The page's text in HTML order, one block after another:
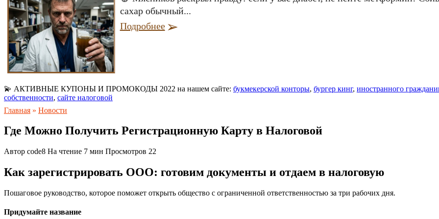
сахар обычный...
Подробнее
💫 АКТИВНЫЕ КУПОНЫ И ПРОМОКОДЫ 2022 на нашем сайте: букмекерской конторы, бургер кинг, иностранного
собственности, сайте налоговой
Главная » Новости
Где Можно Получить Регистрационную Карту в Налоговой
Автор code8 На чтение 7 мин Просмотров 22
Как зарегистрировать ООО: готовим документы и отдаем в налоговую
Пошаговое руководство, которое поможет открыть общество с ограниченной ответственностью за три рабочих дня.
Придумайте название